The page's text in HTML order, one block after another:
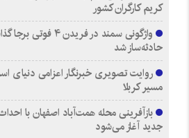
کریم کارگران کشور
واژگونی سمند در
حادثه‌ساز شد
روایت تصویری خبرنگار اعزامی دنیای
مسیر کربلا
جدید آغاز می‌شود